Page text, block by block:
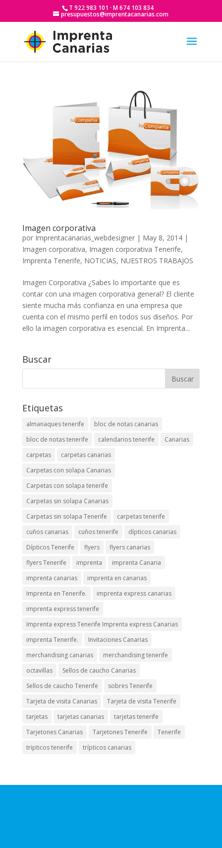
T 922 983 101 · M 674 103 834
presupuestos@imprentacanarias.com
Imagen corporativa
por Imprentacanarias_webdesigner| May 8, 2014|
Imagen corporativa, Imagen corporativa Tenerife,
Imprenta Tenerife, NOTICIAS, NUESTROS TRABAJOS
Imagen Corporativa ¿Sabes lo importante que es
contar con una imagen corporativa general? El cliente
siente mucha más confianza en una empresa que
cuenta con el mismo perfil en todos sus diseños. Por
ello la imagen corporativa es esencial. En Imprenta...
Buscar
Etiquetas
almanaques tenerife
bloc de notas canarias
bloc de notas tenerife
calendarios tenerife
Canarias
carpetas
carpetas canarias
Carpetas con solapa Canarias
Carpetas con solapa tenerife
Carpetas sin solapa Canarias
Carpetas sin solapa Tenerife
carpetas tenerife
cuños canarias
cuños tenerife
dípticos canarias
Dípticos Tenerife
flyers
flyers canarias
flyers Tenerife
imprenta
imprenta Canaria
imprenta canarias
imprenta en canarias
Imprenta en Tenerife.
imprenta express canarias
imprenta express tenerife
Imprenta express Tenerife Imprenta express Canarias
imprenta Tenerife.
Invitaciones Canarias
merchandising canarias
merchandising tenerife
octavillas
Sellos de caucho Canarias
Sellos de caucho Tenerife
sobres Tenerife
Tarjeta de visita Canarias
Tarjeta de visita Tenerife
tarjetas
tarjetas canarias
tarjetas tenerife
Tarjetones Canarias
Tarjetones Tenerife
Tenerife
tripticos tenerife
trípticos canarias